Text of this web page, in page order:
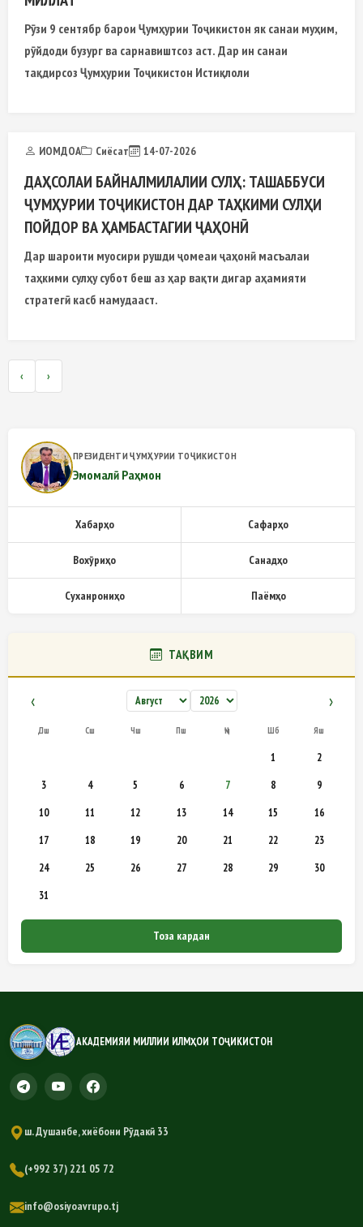
Рӯзи 9 сентябр барои Ҷумҳурии Тоҷикистон як санаи муҳим,
рӯйдоди бузург ва сарнавиштсоз аст. Дар ин санаи
тақдирсоз Ҷумҳурии Тоҷикистон Истиқлоли
ИОМДОА Сиёсат 14-07-2026
ДАҲСОЛАИ БАЙНАЛМИЛАЛИИ СУЛҲ: ТАШАББУСИ
ҶУМҲУРИИ ТОҶИКИСТОН ДАР ТАҲКИМИ СУЛҲИ
ПОЙДОР ВА ҲАМБАСТАГИИ ҶАҲОНӢ
Дар шароити муосири рушди ҷомеаи ҷаҳонӣ масъалаи
таҳкими сулҳу субот беш аз ҳар вақти дигар аҳамияти
стратегӣ касб намудааст.
‹ ›
ПРЕЗИДЕНТИ ҶУМҲУРИИ ТОҶИКИСТОН
Эмомалӣ Раҳмон
Хабарҳо Сафарҳо
Вохӯриҳо Санадҳо
Суханрониҳо Паёмҳо
ТАҚВИМ
‹ ›
Дш Сш Чш Пш Ҷм Шб Яш
1
2
3
4 5 6 7 8
9
10
11 12 13 14 15
16
17
18 19 20 21 22
23
24
25 26 27 28 29
30
31
Тоза кардан
АКАДЕМИЯИ МИЛЛИИ ИЛМҲОИ ТОҶИКИСТОН
ш. Душанбе, хиёбони Рӯдакӣ 33
(+992 37) 221 05 72
info@osiyoavrupo.tj